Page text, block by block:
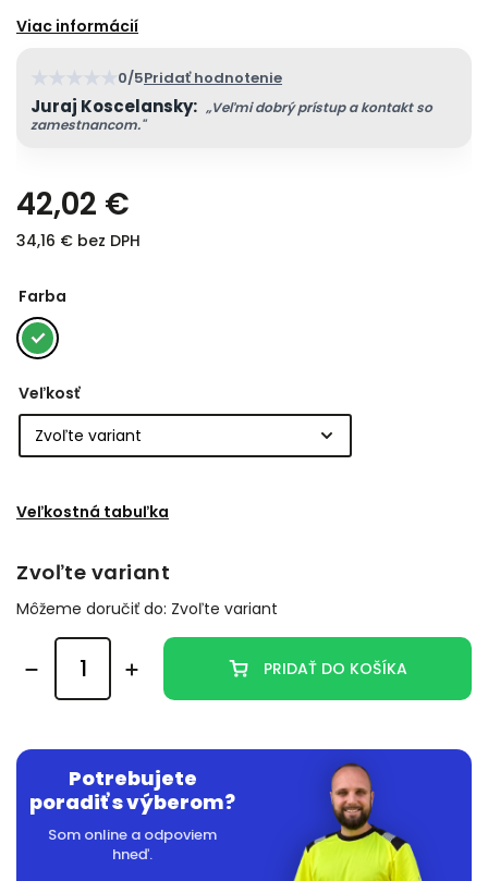
★ ★ ★ ★ ★0/5Pridať hodnotenie
Juraj Koscelansky: „Veľmi dobrý prístup a kontakt so
zamestnancom."
42,02 €
34,16 € bez DPH
Farba
Veľkosť
Veľkostná tabuľka
Zvoľte variant
Môžeme doručiť do: Zvoľte variant
PRIDAŤ DO KOŠÍKA
Potrebujete
poradiť s výberom?
Som online a odpoviem
hneď.